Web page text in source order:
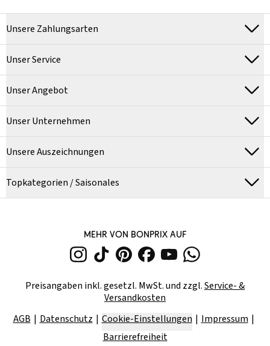
Unsere Zahlungsarten
Unser Service
Unser Angebot
Unser Unternehmen
Unsere Auszeichnungen
Topkategorien / Saisonales
MEHR VON BONPRIX AUF
Preisangaben inkl. gesetzl. MwSt. und zzgl.Service- &
Versandkosten
AGB
Datenschutz Cookie-Einstellungen
Impressum
Barrierefreiheit